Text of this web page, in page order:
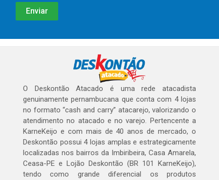
O Deskontão Atacado é uma rede atacadista
genuinamente pernambucana que conta com 4 lojas
no formato “cash and carry” atacarejo, valorizando o
atendimento no atacado e no varejo. Pertencente a
KarneKeijo e com mais de 40 anos de mercado, o
Deskontão possui 4 lojas amplas e estrategicamente
localizadas nos bairros da Imbiribeira, Casa Amarela,
Ceasa-PE e Lojão Deskontão (BR 101 KarneKeijo),
tendo como grande diferencial os produtos